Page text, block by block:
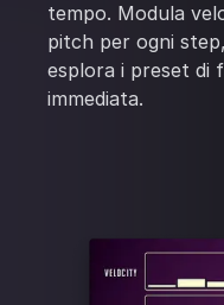
tempo. Modula
pitch per ogni
esplora i preset di
immediata.